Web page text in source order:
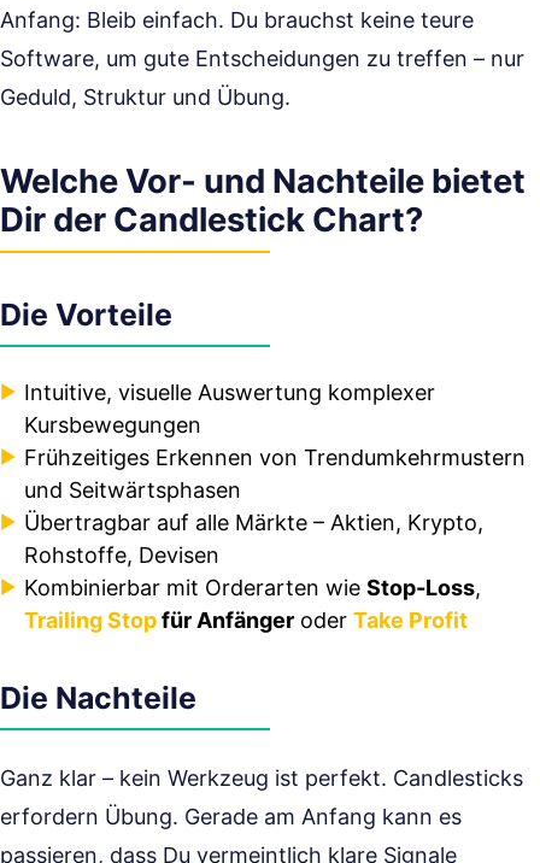
Anfang: Bleib einfach. Du brauchst keine teure
Software, um gute Entscheidungen zu treffen – nur
Geduld, Struktur und Übung.
Welche Vor- und Nachteile bietet
Dir der Candlestick Chart?
Die Vorteile
Intuitive, visuelle Auswertung komplexer
Kursbewegungen
Frühzeitiges Erkennen von Trendumkehrmustern
und Seitwärtsphasen
Übertragbar auf alle Märkte – Aktien, Krypto,
Rohstoffe, Devisen
Kombinierbar mit Orderarten wie Stop-Loss,
Trailing Stopfür Anfänger oder Take Profit
Die Nachteile
Ganz klar – kein Werkzeug ist perfekt. Candlesticks
erfordern Übung. Gerade am Anfang kann es
passieren, dass Du vermeintlich klare Signale